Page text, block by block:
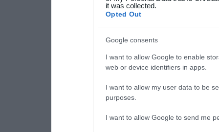
consent section.
it was collected.
Opted Out
Google consents
I want to allow Google to enable
web or device identifiers in apps.
I want to allow my user data to be
purposes.
I want to allow Google to send me